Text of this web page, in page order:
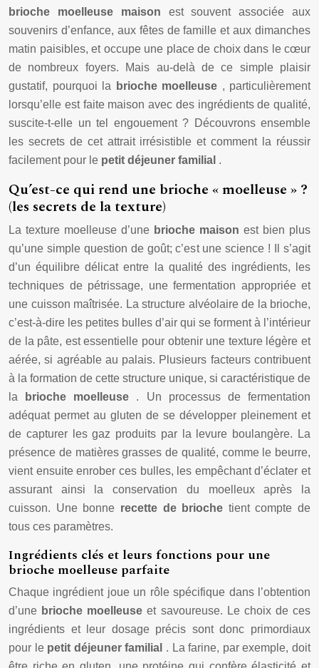
brioche moelleuse maison est souvent associée aux
souvenirs d’enfance, aux fêtes de famille et aux dimanches
matin paisibles, et occupe une place de choix dans le cœur
de nombreux foyers. Mais au-delà de ce simple plaisir
gustatif, pourquoi la
brioche moelleuse , particulièrement
lorsqu’elle est faite maison avec des ingrédients de qualité,
suscite-t-elle un tel engouement ? Découvrons ensemble
les secrets de cet attrait irrésistible et comment la réussir
facilement pour le petit déjeuner familial .
Qu’est-ce qui rend une brioche « moelleuse » ?
(les secrets de la texture)
La texture moelleuse d’une brioche maison est bien plus
qu’une simple question de goût; c’est une science ! Il s’agit
d’un équilibre délicat entre la qualité des ingrédients, les
techniques de pétrissage, une fermentation appropriée et
une cuisson maîtrisée. La structure alvéolaire de la brioche,
c’est-à-dire les petites bulles d’air qui se forment à l’intérieur
de la pâte, est essentielle pour obtenir une texture légère et
aérée, si agréable au palais. Plusieurs facteurs contribuent
à la formation de cette structure unique, si caractéristique de
la
brioche moelleuse . Un processus de fermentation
adéquat permet au gluten de se développer pleinement et
de capturer les gaz produits par la levure boulangère. La
présence de matières grasses de qualité, comme le beurre,
vient ensuite enrober ces bulles, les empêchant d’éclater et
assurant ainsi la conservation du moelleux après la
cuisson. Une bonne recette de brioche tient compte de
tous ces paramètres.
Ingrédients clés et leurs fonctions pour une
brioche moelleuse parfaite
Chaque ingrédient joue un rôle spécifique dans l’obtention
d’une brioche moelleuseet savoureuse. Le choix de ces
ingrédients et leur dosage précis sont donc primordiaux
pour le petit déjeuner familial . La farine, par exemple, doit